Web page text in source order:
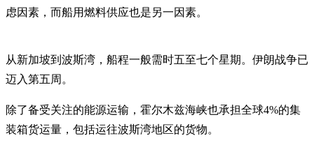
虑因素，而船用燃料供应也是另一因素。
从新加坡到波斯湾，船程一般需时五至七个星期。伊朗战争已
迈入第五周。
除了备受关注的能源运输，霍尔木兹海峡也承担全球4%的集
装箱货运量，包括运往波斯湾地区的货物。